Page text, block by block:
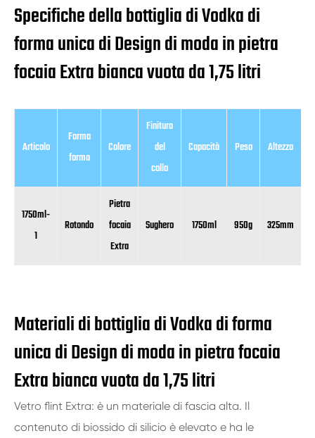
Specifiche della bottiglia di Vodka di
forma unica di Design di moda in pietra
focaia Extra bianca vuota da 1,75 litri
Articolo
Forma
forma
Colore
Finitura
del
collo
Capacità Peso Altezza
1750ml-
1
Rotondo
Pietra
focaia
Extra
Sughero 1750ml 950g 325mm
Materiali di bottiglia di Vodka di forma
unica di Design di moda in pietra focaia
Extra bianca vuota da 1,75 litri
Vetro flint Extra: è un materiale di fascia alta. Il
contenuto di biossido di silicio è elevato e ha le